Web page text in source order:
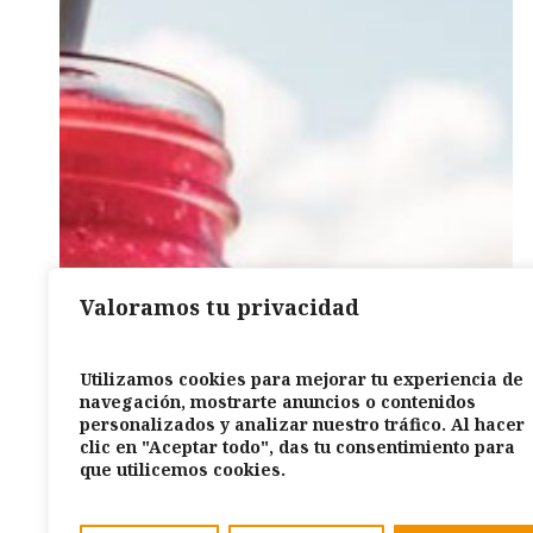
Valoramos tu privacidad
Utilizamos cookies para mejorar tu experiencia de
navegación, mostrarte anuncios o contenidos
personalizados y analizar nuestro tráfico. Al hacer
clic en "Aceptar todo", das tu consentimiento para
que utilicemos cookies.
MAR